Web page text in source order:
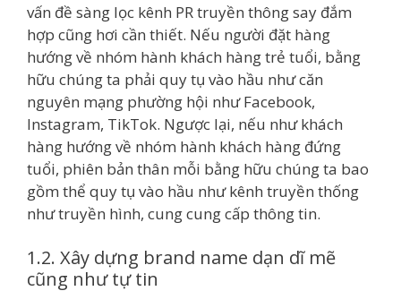
vấn đề sàng lọc kênh PR truyền thông say đắm
hợp cũng hơi cần thiết. Nếu người đặt hàng
hướng về nhóm hành khách hàng trẻ tuổi, bằng
hữu chúng ta phải quy tụ vào hầu như căn
nguyên mạng phường hội như Facebook,
Instagram, TikTok. Ngược lại, nếu như khách
hàng hướng về nhóm hành khách hàng đứng
tuổi, phiên bản thân mỗi bằng hữu chúng ta bao
gồm thể quy tụ vào hầu như kênh truyền thống
như truyền hình, cung cung cấp thông tin.
1.2. Xây dựng brand name dạn dĩ mẽ
cũng như tự tin